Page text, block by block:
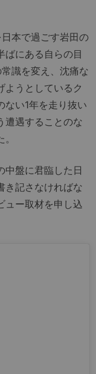
本で過ごす岩田の
ばにある自らの目
識を変え、沈痛な
ようとしているク
ない1年を走り抜い
遭遇することのな
盤に君臨した日
き記さなければな
ュー取材を申し込